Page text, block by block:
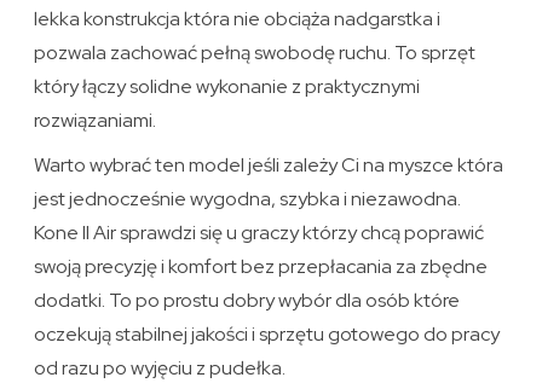
lekka konstrukcja która nie obciąża nadgarstka i
pozwala zachować pełną swobodę ruchu. To sprzęt
który łączy solidne wykonanie z praktycznymi
rozwiązaniami.
Warto wybrać ten model jeśli zależy Ci na myszce która
jest jednocześnie wygodna, szybka i niezawodna.
Kone II Air sprawdzi się u graczy którzy chcą poprawić
swoją precyzję i komfort bez przepłacania za zbędne
dodatki. To po prostu dobry wybór dla osób które
oczekują stabilnej jakości i sprzętu gotowego do pracy
od razu po wyjęciu z pudełka.